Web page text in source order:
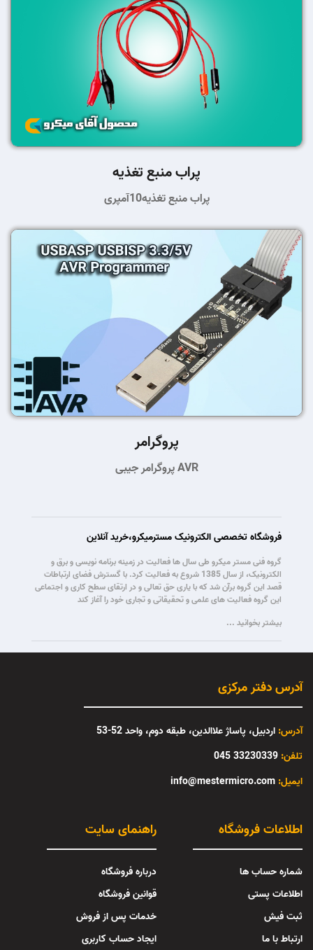
پراب منبع تغذیه
پراب منبع تغذیه10آمپری
پروگرامر
پروگرامر جیبی AVR
فروشگاه تخصصی الکترونیک مسترمیکرو،خرید آنلاین
گروه فنی مستر میکرو طی سال ها فعالیت در زمینه برنامه نویسی و برق و
الکترونیک، از سال 1385 شروع به فعالیت کرد. با گسترش فضای ارتباطات
قصد این گروه برآن شد که با یاری حق تعالی و در ارتقای سطح کاری و اجتماعی
این گروه فعالیت های علمی و تحقیقاتی و تجاری خود را آغاز کند
بیشتر بخوانید ...
آدرس دفتر مرکزی
آدرس: اردبیل، پاساژ علاالدین، طبقه دوم، واحد 52-53
تلفن: 33230339 045
info@mestermicro.com :ایمیل
راهنمای سایت
درباره فروشگاه
قوانین فروشگاه
خدمات پس از فروش
ایجاد حساب کاربری
اطلاعات فروشگاه
شماره حساب ها
اطلاعات پستی
ثبت فیش
ارتباط با ما